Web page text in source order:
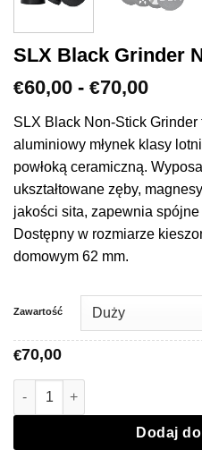
SLX Black Grinder
€60,00 - €70,00Zakres
od
do
€70,00
SLX Black Non-Stick
aluminiowy młynek klasy
powłoką ceramiczną.
ukształtowane zęby,
jakości sita, zapewnia
Dostępny w rozmiarze
domowym 62 mm.
Zawartość
€70,00
Ilość SLX Black Grinder Non-
Dodaj